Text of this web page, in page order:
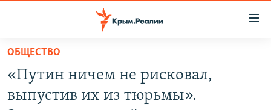
Вернуться
основному
содержанию
СПЕЦПРОЕКТЫ
ВОДА
ОБЩЕСТВО
«Путин ничем не рисковал,
выпустив их из тюрьмы».